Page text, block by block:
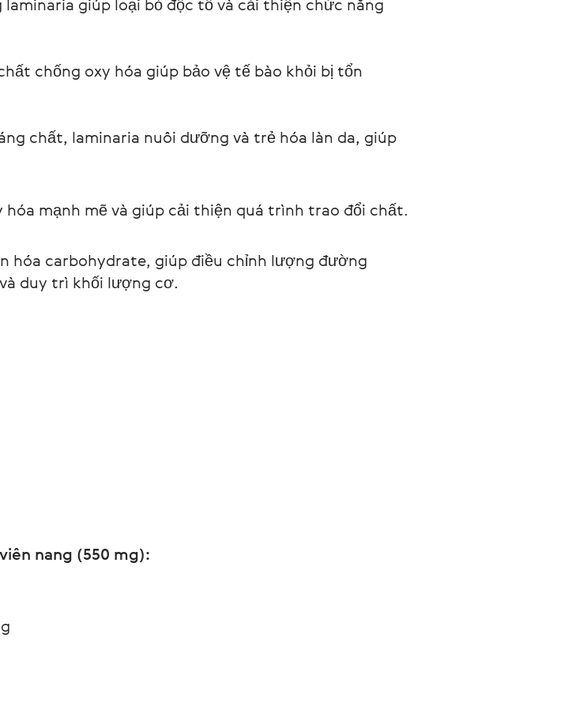
giúp loại bỏ độc tố và cải thiện chức năng
chống oxy hóa giúp bảo vệ tế bào khỏi bị tổn
chất, laminaria nuôi dưỡng và trẻ hóa làn da, giúp
mạnh mẽ và giúp cải thiện quá trình trao đổi chất.
hóa carbohydrate, giúp điều chỉnh lượng đường
duy trì khối lượng cơ.
nang (550 mg):